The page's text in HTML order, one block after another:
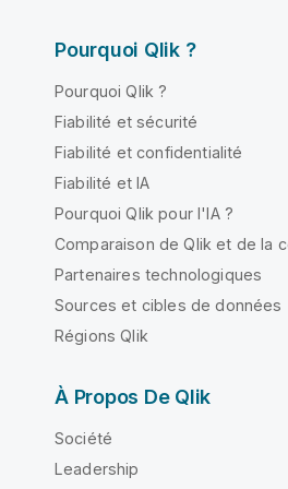
Pourquoi Qlik ?
Pourquoi Qlik ?
Fiabilité et sécurité
Fiabilité et confidentialité
Fiabilité et IA
Pourquoi Qlik pour l'IA ?
Comparaison de Qlik et de la
Partenaires technologiques
Sources et cibles de données
Régions Qlik
À Propos De Qlik
Société
Leadership